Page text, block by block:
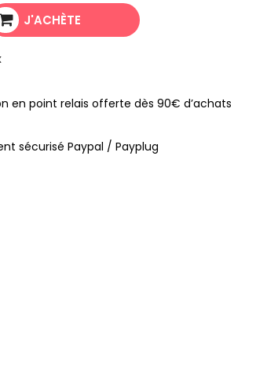
J'ACHÈTE
en point relais offerte dès 90€ d’achats
sécurisé Paypal / Payplug